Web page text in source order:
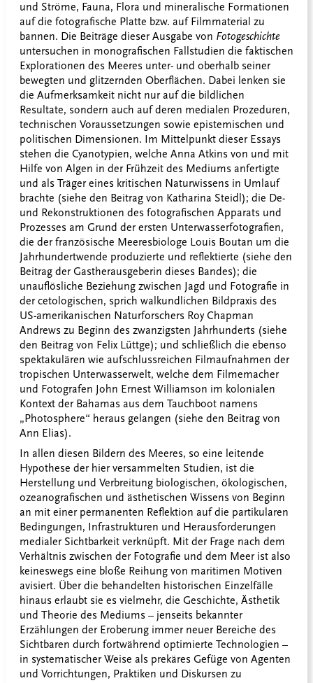
und Ströme, Fauna, Flora und mineralische Formationen
auf die fotografische Platte bzw. auf Filmmaterial zu
bannen. Die Beiträge dieser Ausgabe von Fotogeschichte
untersuchen in monografischen Fallstudien die faktischen
Explorationen des Meeres unter- und oberhalb seiner
bewegten und glitzernden Oberflächen. Dabei lenken sie
die Aufmerksamkeit nicht nur auf die bildlichen
Resultate, sondern auch auf deren medialen Prozeduren,
technischen Voraussetzungen sowie epistemischen und
politischen Dimensionen. Im Mittelpunkt dieser Essays
stehen die Cyanotypien, welche Anna Atkins von und mit
Hilfe von Algen in der Frühzeit des Mediums anfertigte
und als Träger eines kritischen Naturwissens in Umlauf
brachte (siehe den Beitrag von Katharina Steidl); die De-
und Rekonstruktionen des fotografischen Apparats und
Prozesses am Grund der ersten Unterwasserfotografien,
die der französische Meeresbiologe Louis Boutan um die
Jahrhundertwende produzierte und reflektierte (siehe den
Beitrag der Gastherausgeberin dieses Bandes); die
unauflösliche Beziehung zwischen Jagd und Fotografie in
der cetologischen, sprich walkundlichen Bildpraxis des
US-amerikanischen Naturforschers Roy Chapman
Andrews zu Beginn des zwanzigsten Jahrhunderts (siehe
den Beitrag von Felix Lüttge); und schließlich die ebenso
spektakulären wie aufschlussreichen Filmaufnahmen der
tropischen Unterwasserwelt, welche dem Filmemacher
und Fotografen John Ernest Williamson im kolonialen
Kontext der Bahamas aus dem Tauchboot namens
„Photosphere“ heraus gelangen (siehe den Beitrag von
Ann Elias).
In allen diesen Bildern des Meeres, so eine leitende
Hypothese der hier versammelten Studien, ist die
Herstellung und Verbreitung biologischen, ökologischen,
ozeanografischen und ästhetischen Wissens von Beginn
an mit einer permanenten Reflektion auf die partikularen
Bedingungen, Infrastrukturen und Herausforderungen
medialer Sichtbarkeit verknüpft. Mit der Frage nach dem
Verhältnis zwischen der Fotografie und dem Meer ist also
keineswegs eine bloße Reihung von maritimen Motiven
avisiert. Über die behandelten historischen Einzelfälle
hinaus erlaubt sie es vielmehr, die Geschichte, Ästhetik
und Theorie des Mediums – jenseits bekannter
Erzählungen der Eroberung immer neuer Bereiche des
Sichtbaren durch fortwährend optimierte Technologien –
in systematischer Weise als prekäres Gefüge von Agenten
und Vorrichtungen, Praktiken und Diskursen zu